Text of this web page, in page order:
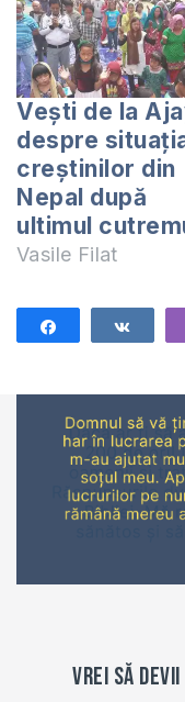
Vești de la
despre
creștinilor din
Nepal după
ultimul
Vasile Filat
Vrei să